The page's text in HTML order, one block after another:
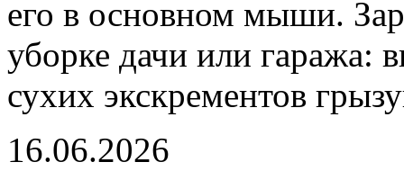
его в основном мыши.
уборке дачи или гаража:
сухих экскрементов
16.06.2026